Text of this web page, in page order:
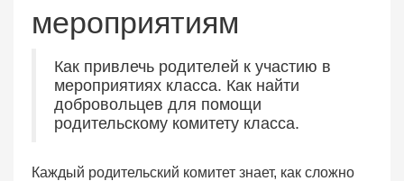
мероприятиям
Как привлечь родителей к участию в
мероприятиях класса. Как найти
добровольцев для помощи
родительскому комитету класса.
Каждый родительский комитет знает, как сложно